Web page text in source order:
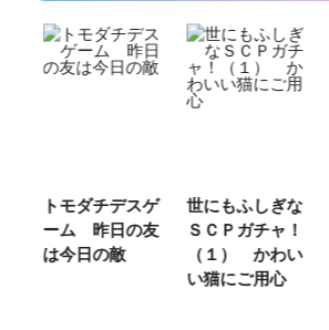
トモダチデスゲ
ーム 昨日の友
は今日の敵
世にもふしぎな
ＳＣＰガチャ！
（１） かわい
い猫にご用心